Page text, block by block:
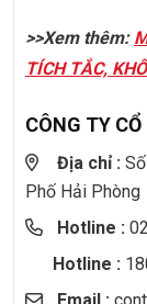
>>Xem thêm:
TÍCH TẮC,
CÔNG TY
Địa chỉ :
Phố Hải Phòng
Hotline :
Hotline :